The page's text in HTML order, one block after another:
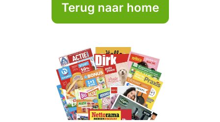
Terug naar home